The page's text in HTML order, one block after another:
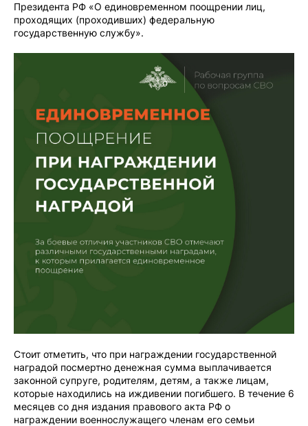
Президента РФ «О единовременном поощрении лиц,
проходящих (проходивших) федеральную
государственную службу».
Стоит отметить, что при награждении государственной
наградой посмертно денежная сумма выплачивается
законной супруге, родителям, детям, а также лицам,
которые находились на иждивении погибшего. В течение 6
месяцев со дня издания правового акта РФ о
награждении военнослужащего членам его семьи